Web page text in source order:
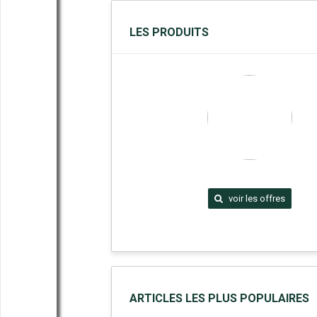
LES PRODUITS
voir les offres
ARTICLES LES PLUS POPULAIRES